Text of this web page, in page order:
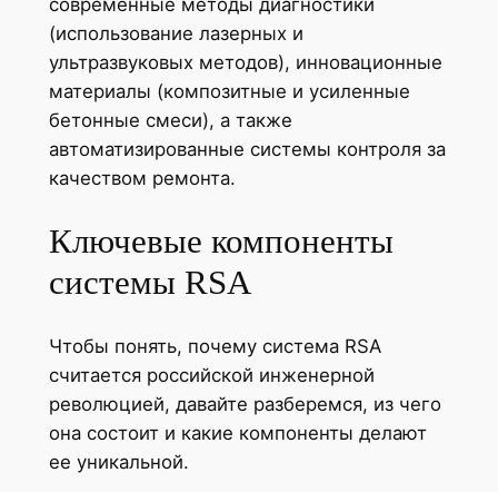
(использование лазерных и
ультразвуковых методов), инновационные
материалы (композитные и усиленные
бетонные смеси), а также
автоматизированные системы контроля за
качеством ремонта.
Ключевые компоненты
системы RSA
Чтобы понять, почему система RSA
считается российской инженерной
революцией, давайте разберемся, из чего
она состоит и какие компоненты делают
ее уникальной.